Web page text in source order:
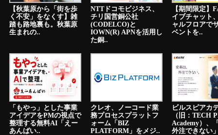
【秋葉原から「街を歩
く不安」をなくす】雑
踏も路地裏も。秋葉原
生まれの..
NTTドコモビジネス、
チリ国営銅公社
(CODELCO)と
IOWN(R) APNを活用し
た銅..
【期間限定】
イブチャット
ャルフロアで
ベントを..
「もやっ」とした事業
アイデアをPMの視点で
整理する無料AI「えー
あんばい..
クレオ、ノーコード業
務プロセスプラットフ
ォーム「BIZ
PLATFORM」をメジ..
ビルスピアカ
（旧：TECH
Academy）、
外注できない